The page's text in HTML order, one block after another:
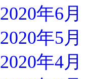
2020年6月
2020年5月
2020年4月